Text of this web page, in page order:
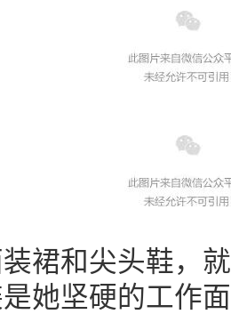
裙和尖头鞋，
她坚硬的工作